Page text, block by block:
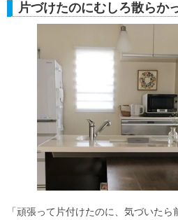
片づけたのにむしろ散らか
「頑張って片付けたのに、気づいた